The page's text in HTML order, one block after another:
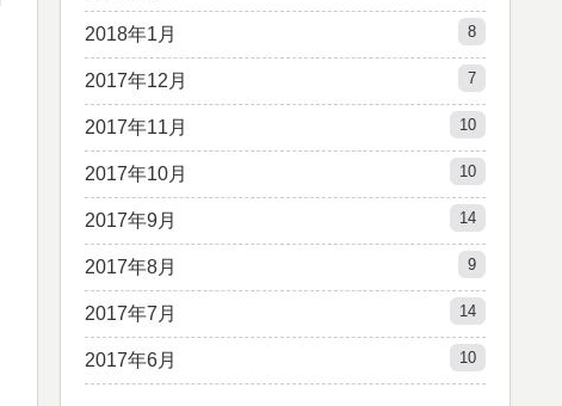
2018年1月 8
2017年12月 7
2017年11月 10
2017年10月 10
2017年9月 14
2017年8月 9
2017年7月 14
2017年6月 10